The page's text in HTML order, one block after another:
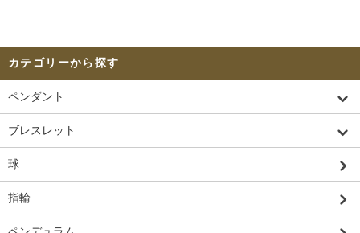
カテゴリーから探す
ペンダント
ブレスレット
球
指輪